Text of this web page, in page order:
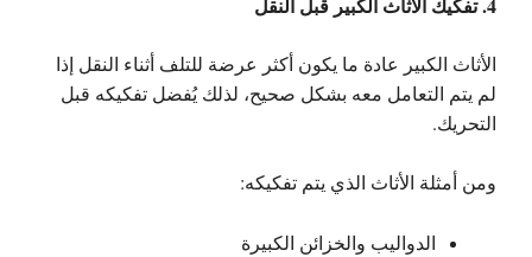
الأثاث الكبير عادة ما يكون أكثر عرضة للتلف أثناء النقل إذا
لم يتم التعامل معه بشكل صحيح، لذلك يُفضل تفكيكه قبل
التحريك.
ومن أمثلة الأثاث الذي يتم تفكيكه:
الدواليب والخزائن الكبيرة